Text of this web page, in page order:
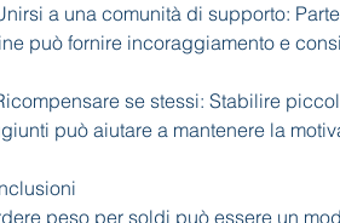
a una comunità di supporto:
può fornire incoraggiamento e
se stessi: Stabilire
può aiutare a mantenere la
peso per soldi può essere un